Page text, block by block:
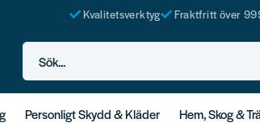
Kvalitetsverktyg Fraktfritt över
Sök...
Personligt Skydd & Kläder Hem, Skog &